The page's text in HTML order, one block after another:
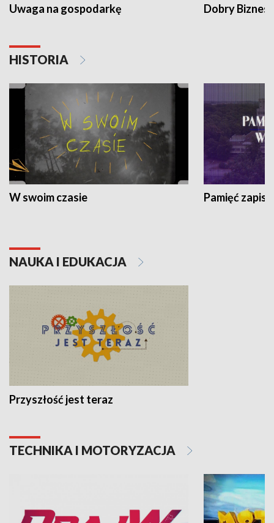
Uwaga na gospodarkę Dobry Biznes
HISTORIA
W swoim czasie Pamięć
NAUKA I EDUKACJA
Przyszłość jest teraz
TECHNIKA I MOTORYZACJA